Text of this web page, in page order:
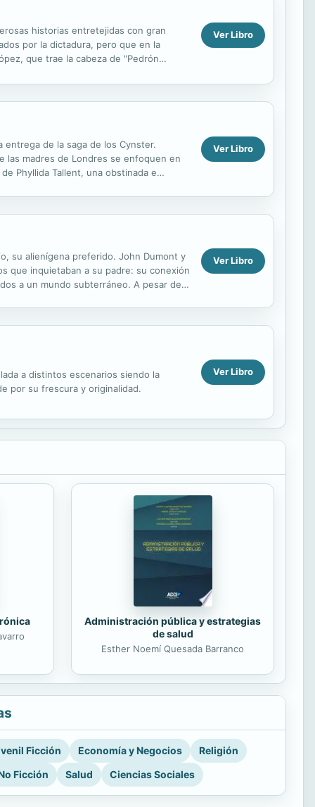
historias entretejidas con gran
por la dictadura, pero que en la
que trae la cabeza de "Pedrón
Ver Libro
de la saga de los Cynster.
las madres de Londres se enfoquen en
Phyllida Tallent, una obstinada e
Ver Libro
su alienígena preferido. John Dumont y
que inquietaban a su padre: su conexión
a un mundo subterráneo. A pesar de
Ver Libro
a distintos escenarios siendo la
por su frescura y originalidad.
Ver Libro
Administración pública y estrategias
de salud
Esther Noemí Quesada Barranco
Ficción Economía y Negocios
Religión
Ficción
Salud Ciencias Sociales